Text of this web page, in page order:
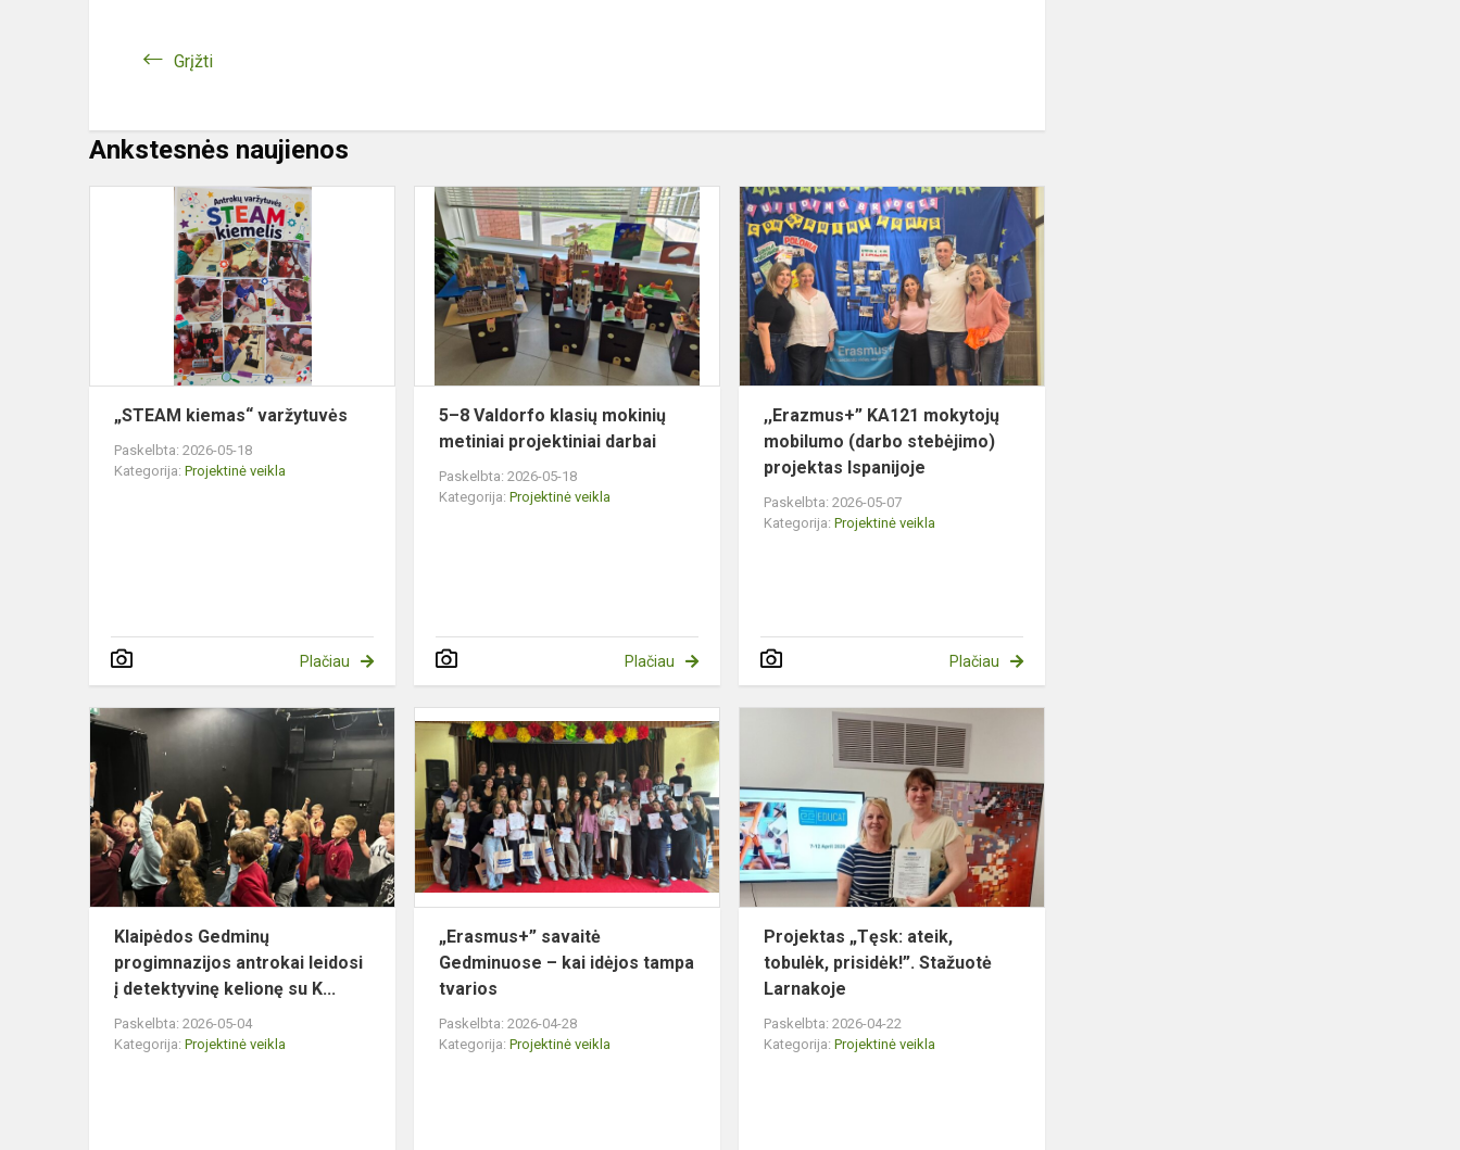
Grįžti
Ankstesnės naujienos
„STEAM
kiemas“
varžytuvės
„STEAM kiemas“ varžytuvės
Paskelbta: 2026-05-18
Kategorija: Projektinė veikla
Plačiau
Valdorfo
klasių
mokinių
metiniai
projektiniai
darbai
5–8 Valdorfo klasių mokinių
metiniai projektiniai darbai
Paskelbta: 2026-05-18
Kategorija:Projektinė veikla
Plačiau
KA121
,,Erazmus+” KA121 mokytojų
mobilumo (darbo stebėjimo)
projektas Ispanijoje
Paskelbta: 2026-05-07
Kategorija:Projektinė veikla
Plačiau
Klaipėdos
Gedminų
progimnazijos
antrokai
leidosi
į
detektyv...
Klaipėdos Gedminų
progimnazijos antrokai leidosi
į detektyvinę kelionę su K...
Paskelbta: 2026-05-04
Kategorija: Projektinė veikla
„Erasmus+”
savaitė
Gedminuose
–
kai
idėjos
tampa
tvarios
„Erasmus+” savaitė
Gedminuose – kai idėjos tampa
tvarios
Paskelbta: 2026-04-28
Kategorija:Projektinė veikla
tobulėk,
Projektas „Tęsk: ateik,
tobulėk, prisidėk!”. Stažuotė
Larnakoje
Paskelbta: 2026-04-22
Kategorija:Projektinė veikla